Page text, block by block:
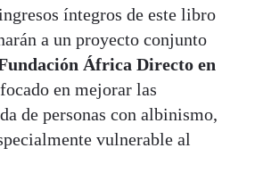
íntegros de este libro
a un proyecto conjunto
África Directo en
en mejorar las
de personas con albinismo,
vulnerable al